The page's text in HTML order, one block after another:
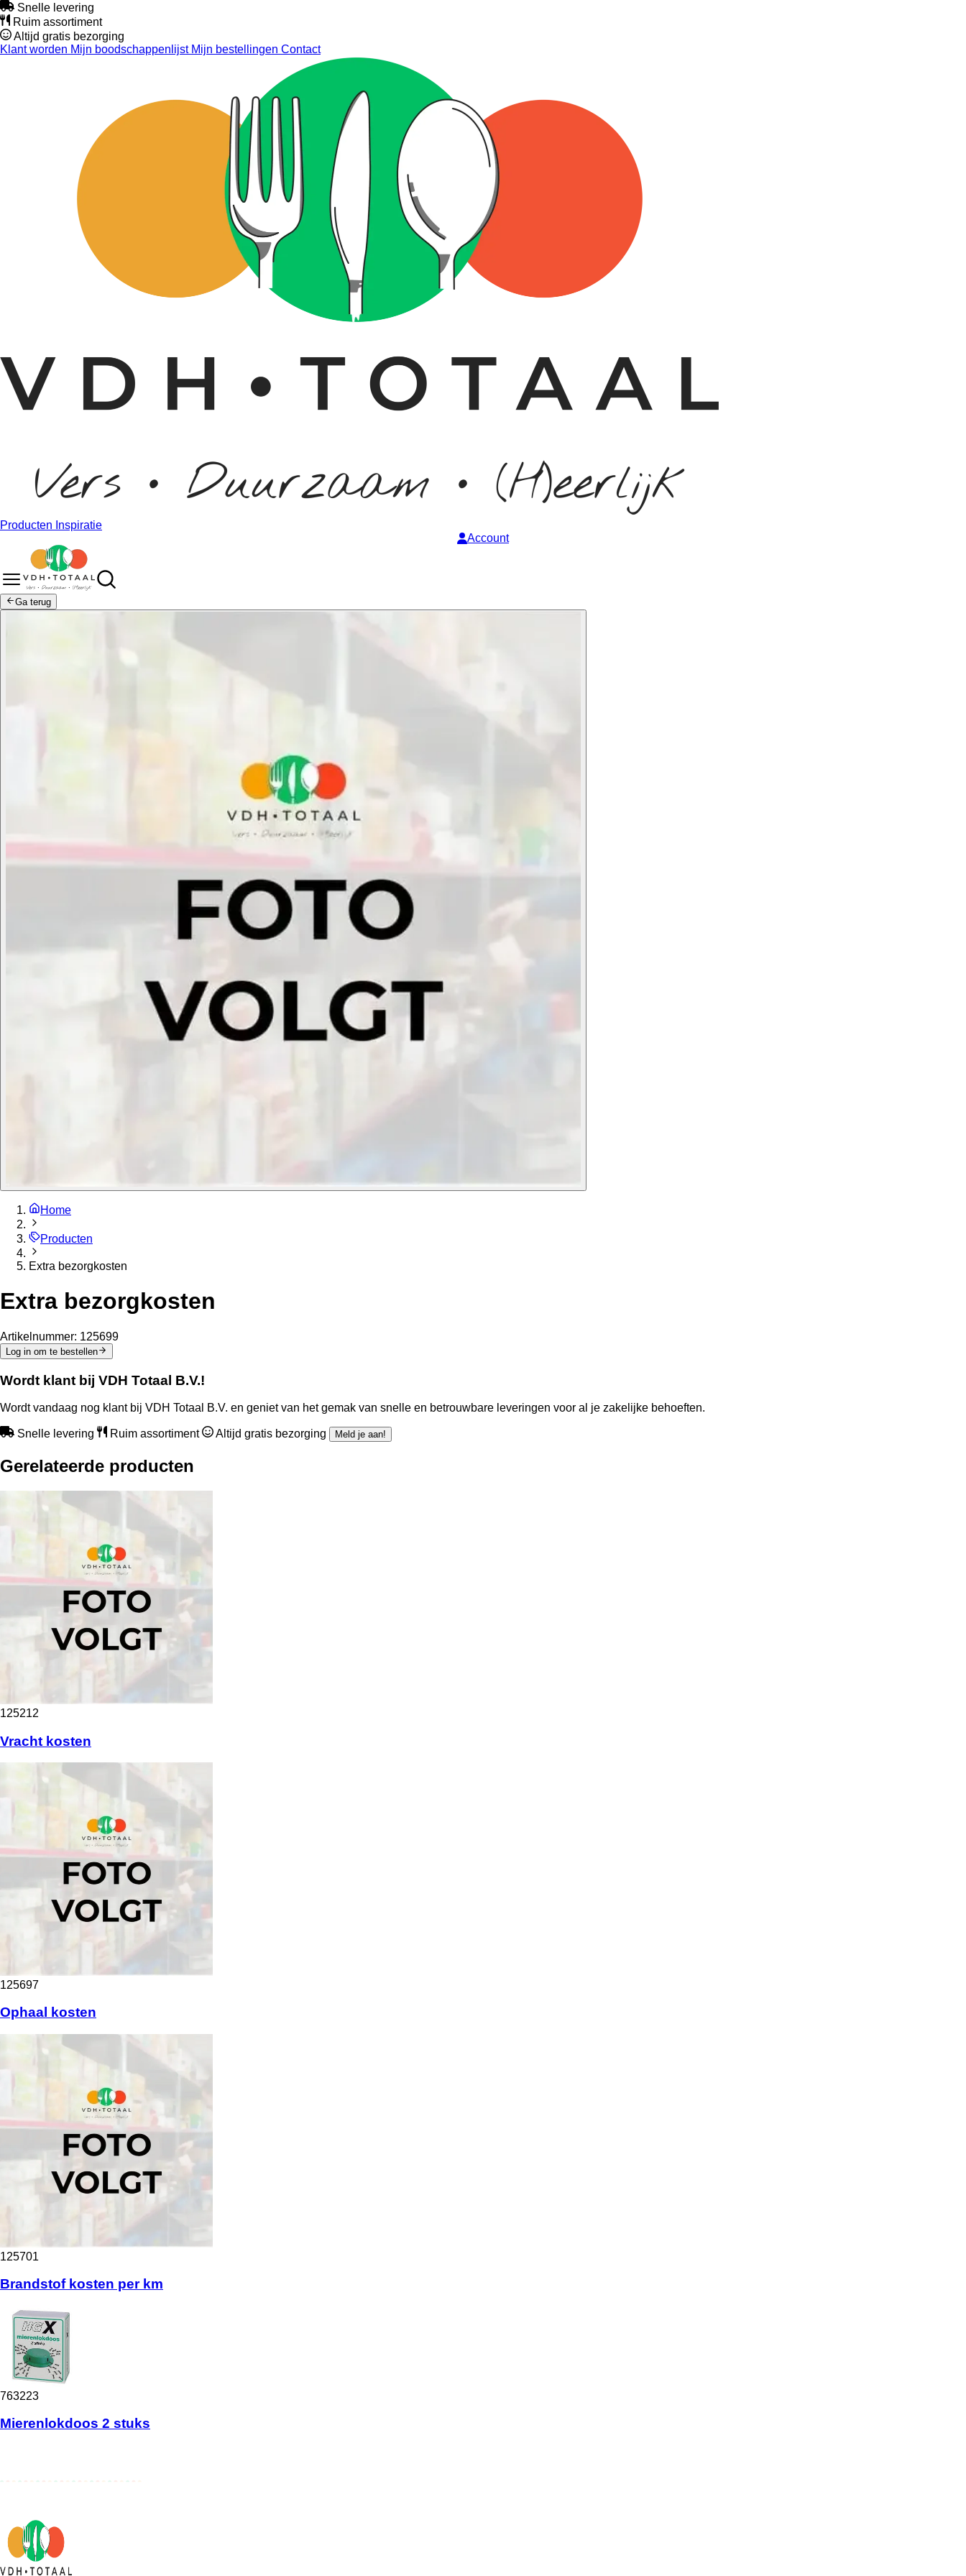
Snelle levering
Ruim assortiment
Altijd gratis bezorging
Klant worden Mijn boodschappenlijstMijn bestellingen Contact
Producten Inspiratie
Account
Ga terug
Home
Producten
Extra bezorgkosten
Extra bezorgkosten
Artikelnummer: 125699
Log in om te bestellen
Wordt klant bij VDH Totaal B.V.!
Wordt vandaag nog klant bij VDH Totaal B.V. en geniet van het gemak van snelle en betrouwbare leveringen voor al je zakelijke behoeften.
Snelle levering Ruim assortiment Altijd gratis bezorging Meld je aan!
Gerelateerde producten
125212
Vracht kosten
125697
Ophaal kosten
125701
Brandstof kosten per km
763223
Mierenlokdoos 2 stuks